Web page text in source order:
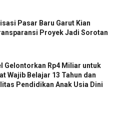
Pasar Baru Garut Kian
Proyek Jadi Sorotan
Gelontorkan Rp4 Miliar untuk
Wajib Belajar 13 Tahun dan
Pendidikan Anak Usia Dini